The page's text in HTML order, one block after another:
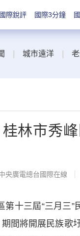
國際銳評 國際3分鐘
城市遠洋
桂林市秀
央廣電總台國際在線
三屆“三月三”
間將開展民族歌